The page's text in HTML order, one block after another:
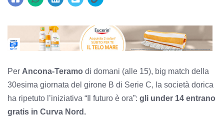
Per Ancona-Teramo di domani (alle 15), big match della
30esima giornata del girone B di Serie C, la società dorica
ha ripetuto l’iniziativa “Il futuro è ora”: gli under 14 entrano
gratis in Curva Nord.